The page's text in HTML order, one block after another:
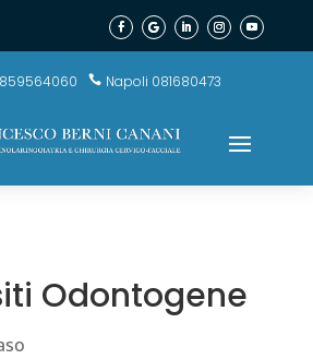
 Napoli 081680473
Odontogene